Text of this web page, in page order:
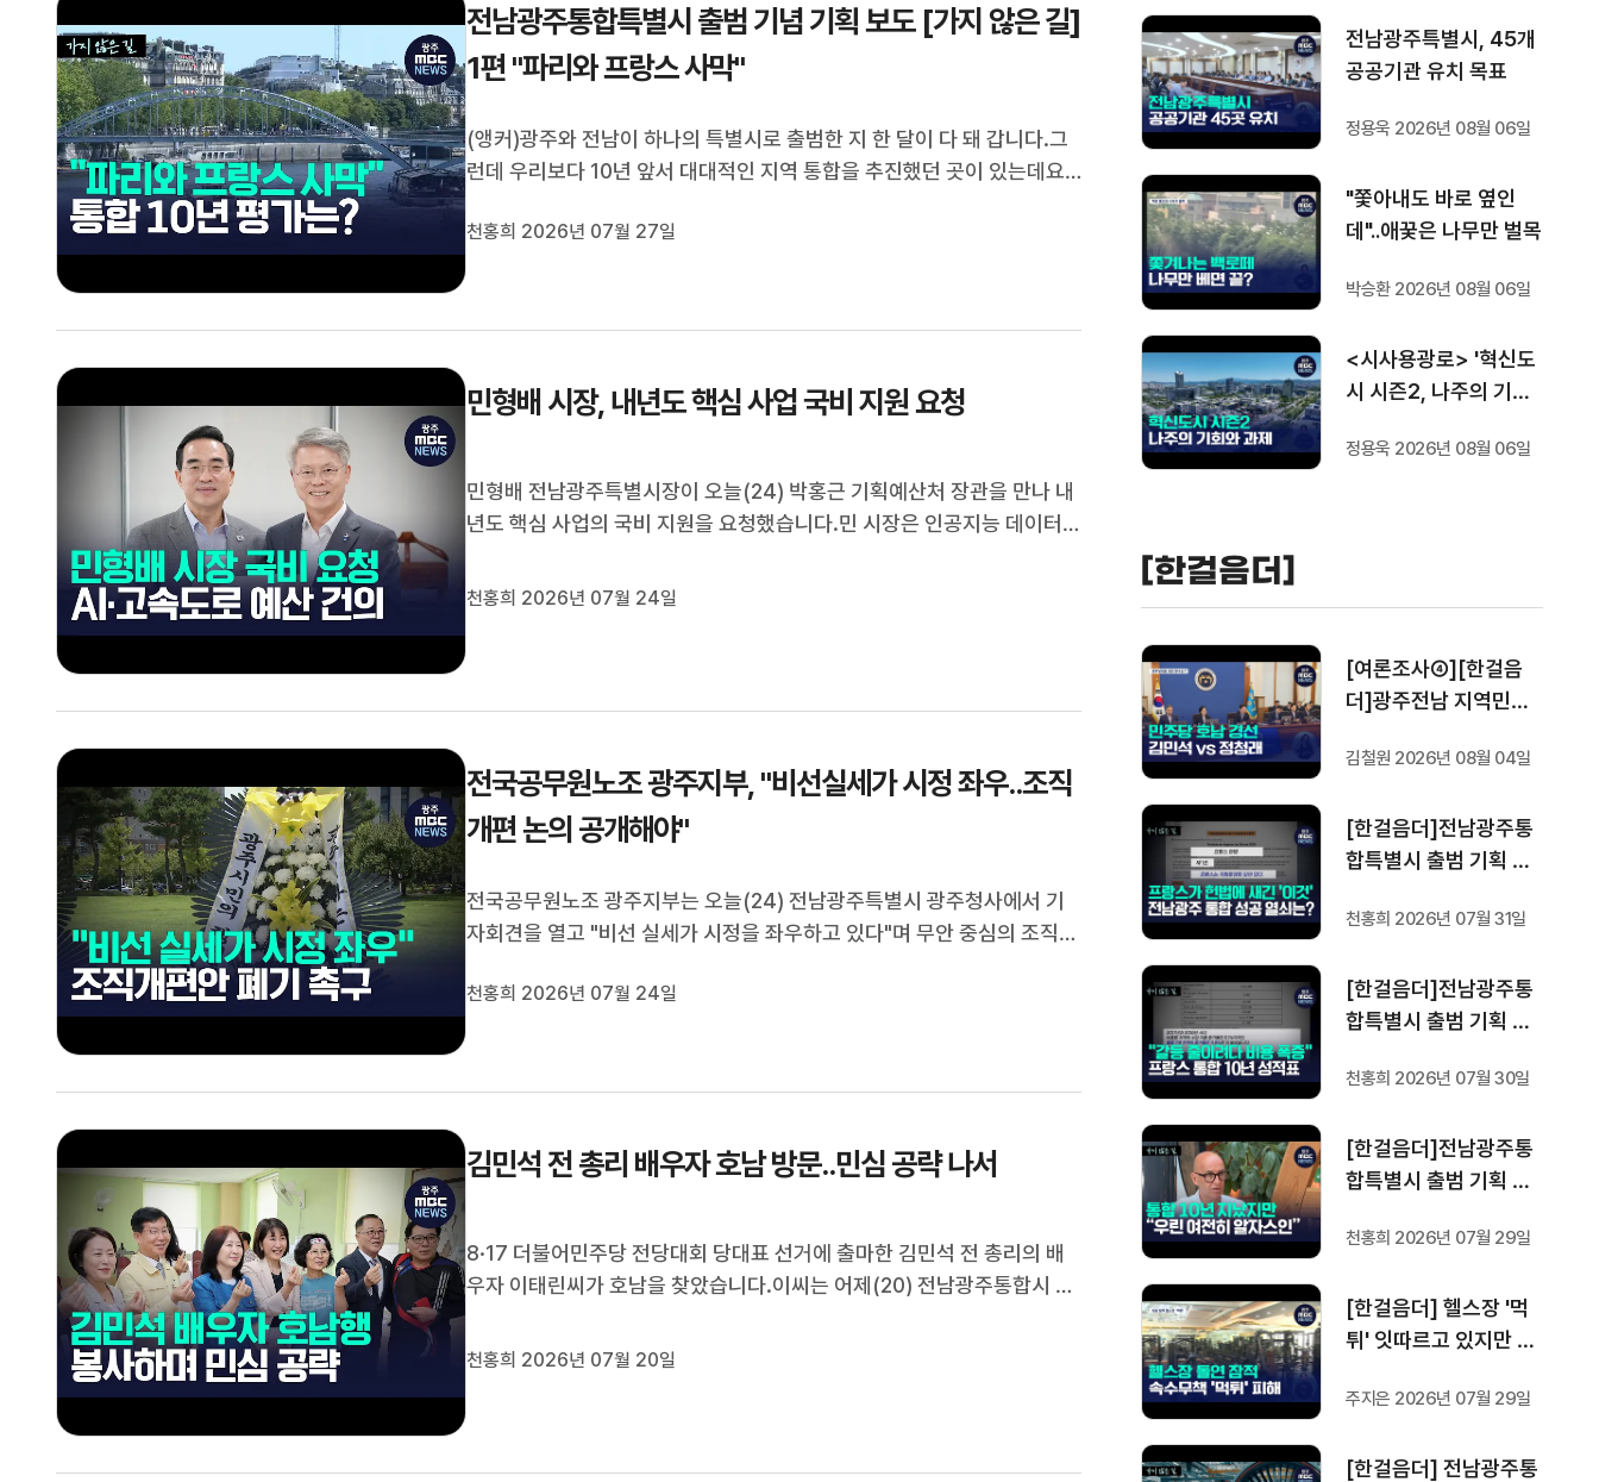
전남광주통합특별시 출범 기념 기획 보도 [가지 않은 길]
1편 "파리와 프랑스 사막"
(앵커)광주와 전남이 하나의 특별시로 출범한 지 한 달이 다 돼 갑니다.그
런데 우리보다 10년 앞서 대대적인 지역 통합을 추진했던 곳이 있는데요.
통합은 어떤 변화를 가져왔을까요?전남광주통합특별시 출범 기념 기획보
천홍희 2026년 07월 27일
민형배 시장, 내년도 핵심 사업 국비 지원 요청
민형배 전남광주특별시장이 오늘(24) 박홍근 기획예산처 장관을 만나 내
년도 핵심 사업의 국비 지원을 요청했습니다.민 시장은 인공지능 데이터센
주요 사업들이 정부 예산안에 반영될 수 있도록 지원을 건의했다고 밝혔습
천홍희 2026년 07월 24일
전국공무원노조 광주지부, "비선실세가 시정 좌우..조직
개편 논의 공개해야"
전국공무원노조 광주지부는 오늘(24) 전남광주특별시 광주청사에서 기
자회견을 열고 "비선 실세가 시정을 좌우하고 있다"며 무안 중심의 조직개
정 수요를 무시한 채 광주와 무안, 순천 등 3개 권역으로 조직을 기계적으
천홍희 2026년 07월 24일
김민석 전 총리 배우자 호남 방문..민심 공략 나서
8·17 더불어민주당 전당대회 당대표 선거에 출마한 김민석 전 총리의 배
우자 이태린씨가 호남을 찾았습니다.이씨는 어제(20) 전남광주통합시 광
니다.한편 다음 달(8) 치러지는 민주당 당대표 선거에는 김민석, 고민정,
천홍희 2026년 07월 20일
전남광주특별시, 45개
공공기관 유치 목표
정용욱 2026년 08월 06일
"쫓아내도 바로 옆인
데"..애꿎은 나무만 벌목
박승환 2026년 08월 06일
<시사용광로> '혁신도
시 시즌2, 나주의 기회
정용욱 2026년 08월 06일
[한걸음더]
[여론조사④][한걸음
더]광주전남 지역민들
할까.. 변수는?
김철원 2026년 08월 04일
[한걸음더]전남광주통
합특별시 출범 기획 보
프랑스 헌법에 새긴 '지
성공 조건은?
천홍희 2026년 07월 31일
[한걸음더]전남광주통
합특별시 출범 기획 보
프랑스 지역 통합 10년
천홍희 2026년 07월 30일
[한걸음더]전남광주통
합특별시 출범 기획 보
프랑스 통합 10년 지났
자스인"
천홍희 2026년 07월 29일
[한걸음더] 헬스장 '먹
튀' 잇따르고 있지만 …
주지은 2026년 07월 29일
[한걸음더] 전남광주통